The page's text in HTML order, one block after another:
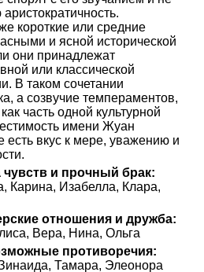
короткие или средние
и ясной исторической
они принадлежат
или классической
В таком сочетании
а созвучие темпераментов,
часть одной культурной
имени Жуан
вкус к мере, уважению и
и прочный брак:
Карина, Изабелла, Клара,
отношения и дружба:
Вера, Нина, Ольга
противоречия:
Тамара, Элеонора